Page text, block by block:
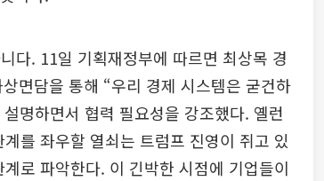
다. 11일 기획재정부에 따르면 최상목 경
면담을 통해 “우리 경제 시스템은 굳건하
명하면서 협력 필요성을 강조했다. 옐런
를 좌우할 열쇠는 트럼프 진영이 쥐고 있
로 파악한다. 이 긴박한 시점에 기업들이